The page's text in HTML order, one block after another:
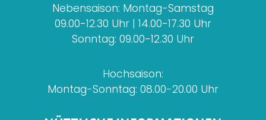
Nebensaison: Montag-Samstag
09.00-12.30 Uhr | 14.00-17.30 Uhr
Sonntag: 09.00-12.30 Uhr
Hochsaison:
Montag-Sonntag: 08.00-20.00 Uhr